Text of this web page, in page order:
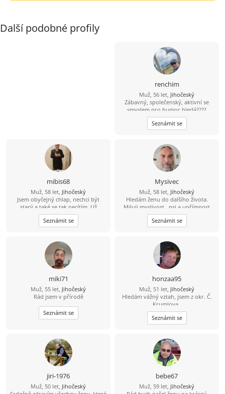
Další podobné profily
renchim
Muž, 56 let, Jihočeský
Zábavný, společenský, aktivní se
smyslem pro humor hledá????
Najdu????
Seznámit se
mibis68
Muž, 58 let, Jihočeský
Jsem obyčejný chlap, nechci být
starý a také se tak necítím. Už
dlouho jsem někomu neřekl
"miláčku, lásko". Chtěl bych poznat
spíše štíhlou ženu, která by to chtěla
to i já slyšel iod ní. Jinak dílna,
zahrádka, dům, kolo, voda,
houbaření, cross golf, trochu tanec,
hudba, atd.
Seznámit se
Mysivec
Muž, 58 let, Jihočeský
Hledám ženu do dalšího života.
Miluji myslivost , psi a upřímnost
Seznámit se
miki71
Muž, 55 let, Jihočeský
Rád jsem v přírodě
Seznámit se
honzaa95
Muž, 51 let, Jihočeský
Hledám vážný vztah, jsem z okr. Č.
Krumlova,.
Seznámit se
jiri-1976
Muž, 50 let, Jihočeský
bebe67
Muž, 59 let, Jihočeský